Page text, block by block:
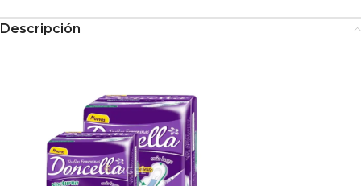
Descripción